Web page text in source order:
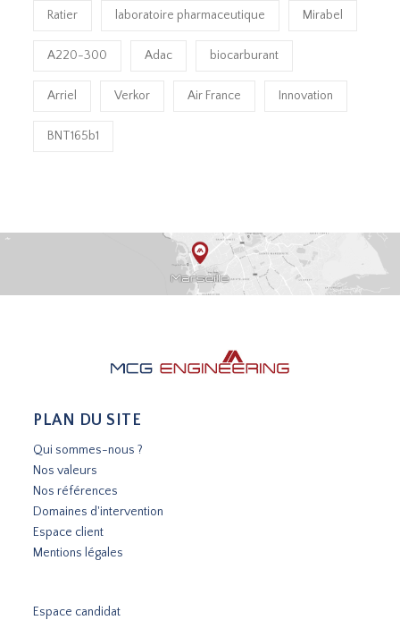
Ratier laboratoire pharmaceutique Mirabel
A220-300 Adac biocarburant
Arriel Verkor Air France Innovation
BNT165b1
PLAN DU SITE
Qui sommes-nous ?
Nos valeurs
Nos références
Domaines d'intervention
Espace client
Mentions légales
Espace candidat